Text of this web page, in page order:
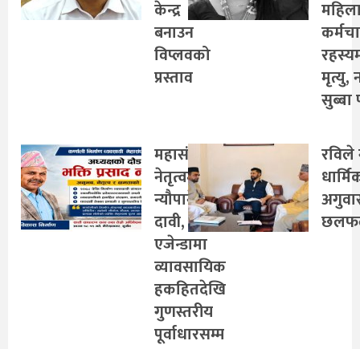
केन्द्र
बनाउन
विप्लवको
प्रस्ताव
मृत्यु,
सुब्बा
महासंघको
नेतृत्वमा
न्यौपानेको
दावी,
एजेन्डामा
व्यावसायिक
हकहितदेखि
गुणस्तरीय
पूर्वाधारसम्म
रविले